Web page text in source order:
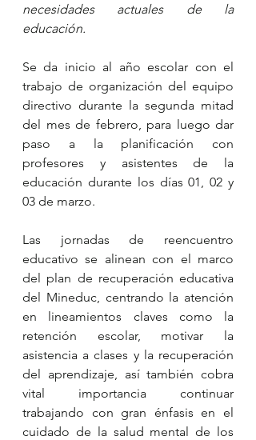
necesidades actuales de la
educación.
Se da inicio al año escolar con el
trabajo de organización del equipo
directivo durante la segunda mitad
del mes de febrero, para luego dar
paso a la planificación con
profesores y asistentes de la
educación durante los días 01, 02 y
03 de marzo.
Las jornadas de reencuentro
educativo se alinean con el marco
del plan de recuperación educativa
del Mineduc, centrando la atención
en lineamientos claves como la
retención escolar, motivar la
asistencia a clases y la recuperación
del aprendizaje, así también cobra
vital importancia continuar
trabajando con gran énfasis en el
cuidado de la salud mental de los